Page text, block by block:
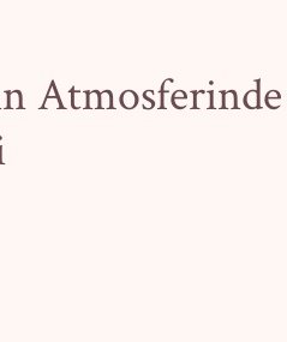
Atmosferinde